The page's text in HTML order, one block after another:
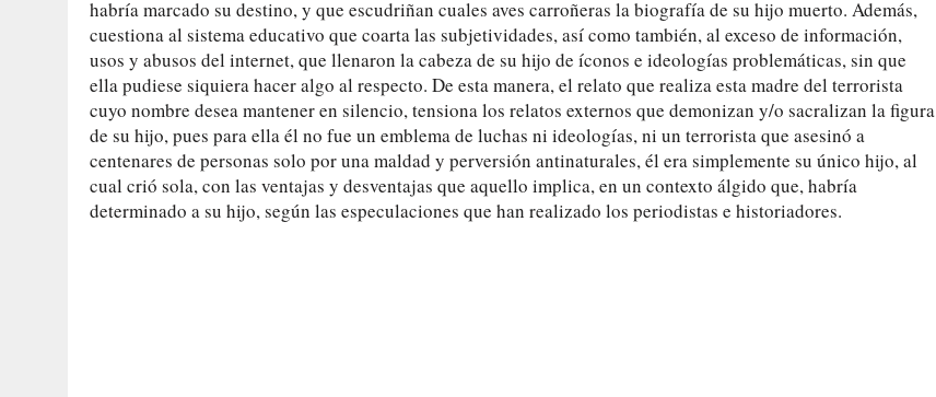
habría marcado su destino, y que escudriñan cuales aves carroñeras la biografía de su hijo muerto. Además,
cuestiona al sistema educativo que coarta las subjetividades, así como también, al exceso de información,
usos y abusos del internet, que llenaron la cabeza de su hijo de íconos e ideologías problemáticas, sin que
ella pudiese siquiera hacer algo al respecto. De esta manera, el relato que realiza esta madre del terrorista
cuyo nombre desea mantener en silencio, tensiona los relatos externos que demonizan y/o sacralizan la figura
de su hijo, pues para ella él no fue un emblema de luchas ni ideologías, ni un terrorista que asesinó a
centenares de personas solo por una maldad y perversión antinaturales, él era simplemente su único hijo, al
cual crió sola, con las ventajas y desventajas que aquello implica, en un contexto álgido que, habría
determinado a su hijo, según las especulaciones que han realizado los periodistas e historiadores.